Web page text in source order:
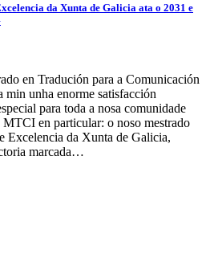
da Xunta de Galicia ata o 2031 e
en Tradución para a Comunicación
unha enorme satisfacción
para toda a nosa comunidade
MTCI en particular: o noso mestrado
Excelencia da Xunta de Galicia,
marcada…